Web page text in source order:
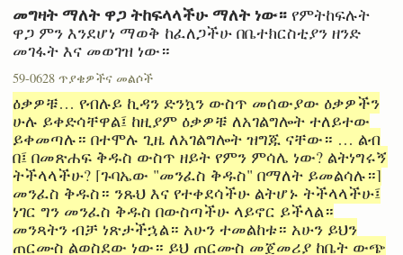
መግዛት ማለት ዋጋ ትከፍላላችሁ ማለት ነው። የምትከፍሉት
ዋጋ ምን እንደሆነ ማወቅ ከፈለጋችሁ በቤተክርስቲያን ዘንድ
መገፋት እና መወገዝ ነው።
59-0628 ጥያቄዎችና መልሶች
ዕቃዎቹ… የብሉይ ኪዳን ድንኳን ውስጥ መሰውያው ዕቃዎችን
ሁሉ ይቀድሳቸዋል፤ ከዚያም ዕቃዎቹ ለአገልግሎት ተለይተው
ይቀመጣሉ። በተሞሉ ጊዜ ለአገልግሎት ዝግጁ ናቸው። … ልብ
በ፤ በመጽሐፍ ቅዱስ ውስጥ ዘይት የምን ምሳሌ ነው? ልትነግሩኝ
ትችላላችሁ? [ጉባኤው "መንፈስ ቅዱስ" በማለት ይመልሳሉ።]
መንፈስ ቅዱስ። ንጹህ እና የተቀደሳችሁ ልትሆኑ ትችላላችሁ፤
ነገር ግን መንፈስ ቅዱስ በውስጣችሁ ላይኖር ይችላል።
መንጻትን ብቻ ነጽታችኋል። አሁን ተመልከቱ። አሁን ይህን
ጠርሙስ ልወስደው ነው። ይህ ጠርሙስ መጀመሪያ ከቤት ውጭ